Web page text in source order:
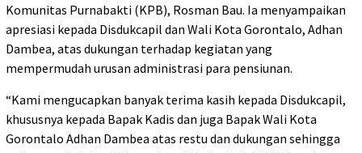
Komunitas Purnabakti (KPB), Rosman Bau. Ia menyampaikan
apresiasi kepada Disdukcapil dan Wali Kota Gorontalo, Adhan
Dambea, atas dukungan terhadap kegiatan yang
mempermudah urusan administrasi para pensiunan.
“Kami mengucapkan banyak terima kasih kepada Disdukcapil,
khususnya kepada Bapak Kadis dan juga Bapak Wali Kota
Gorontalo Adhan Dambea atas restu dan dukungan sehingga